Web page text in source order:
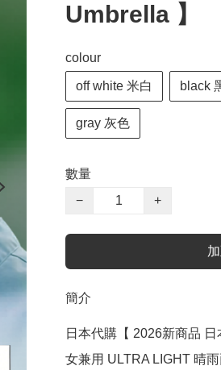
Umbrella 】
colour
off white 米白 black
gray 灰色
數量
−
+
簡介
日本代購【 2026新商品
女兼用 ULTRA LIGHT 晴